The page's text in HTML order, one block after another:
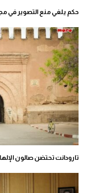
حكم يلغي منع التصوير في
تارودانت تحتضن صالون